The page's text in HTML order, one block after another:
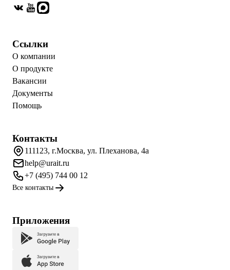
Ссылки
О компании
О продукте
Вакансии
Документы
Помощь
Контакты
111123, г.Москва, ул. Плеханова, 4а
help@urait.ru
+7 (495) 744 00 12
Все контакты
Приложения